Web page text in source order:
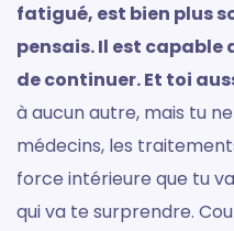
fatigué, est bien plus
pensais. Il est capable
de continuer. Et toi
à aucun autre, mais tu
médecins, les
force intérieure que tu
qui va te surprendre.